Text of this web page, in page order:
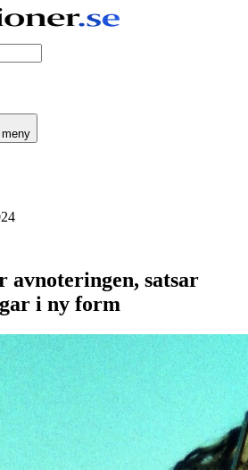
avnoteringen, satsar
i ny form